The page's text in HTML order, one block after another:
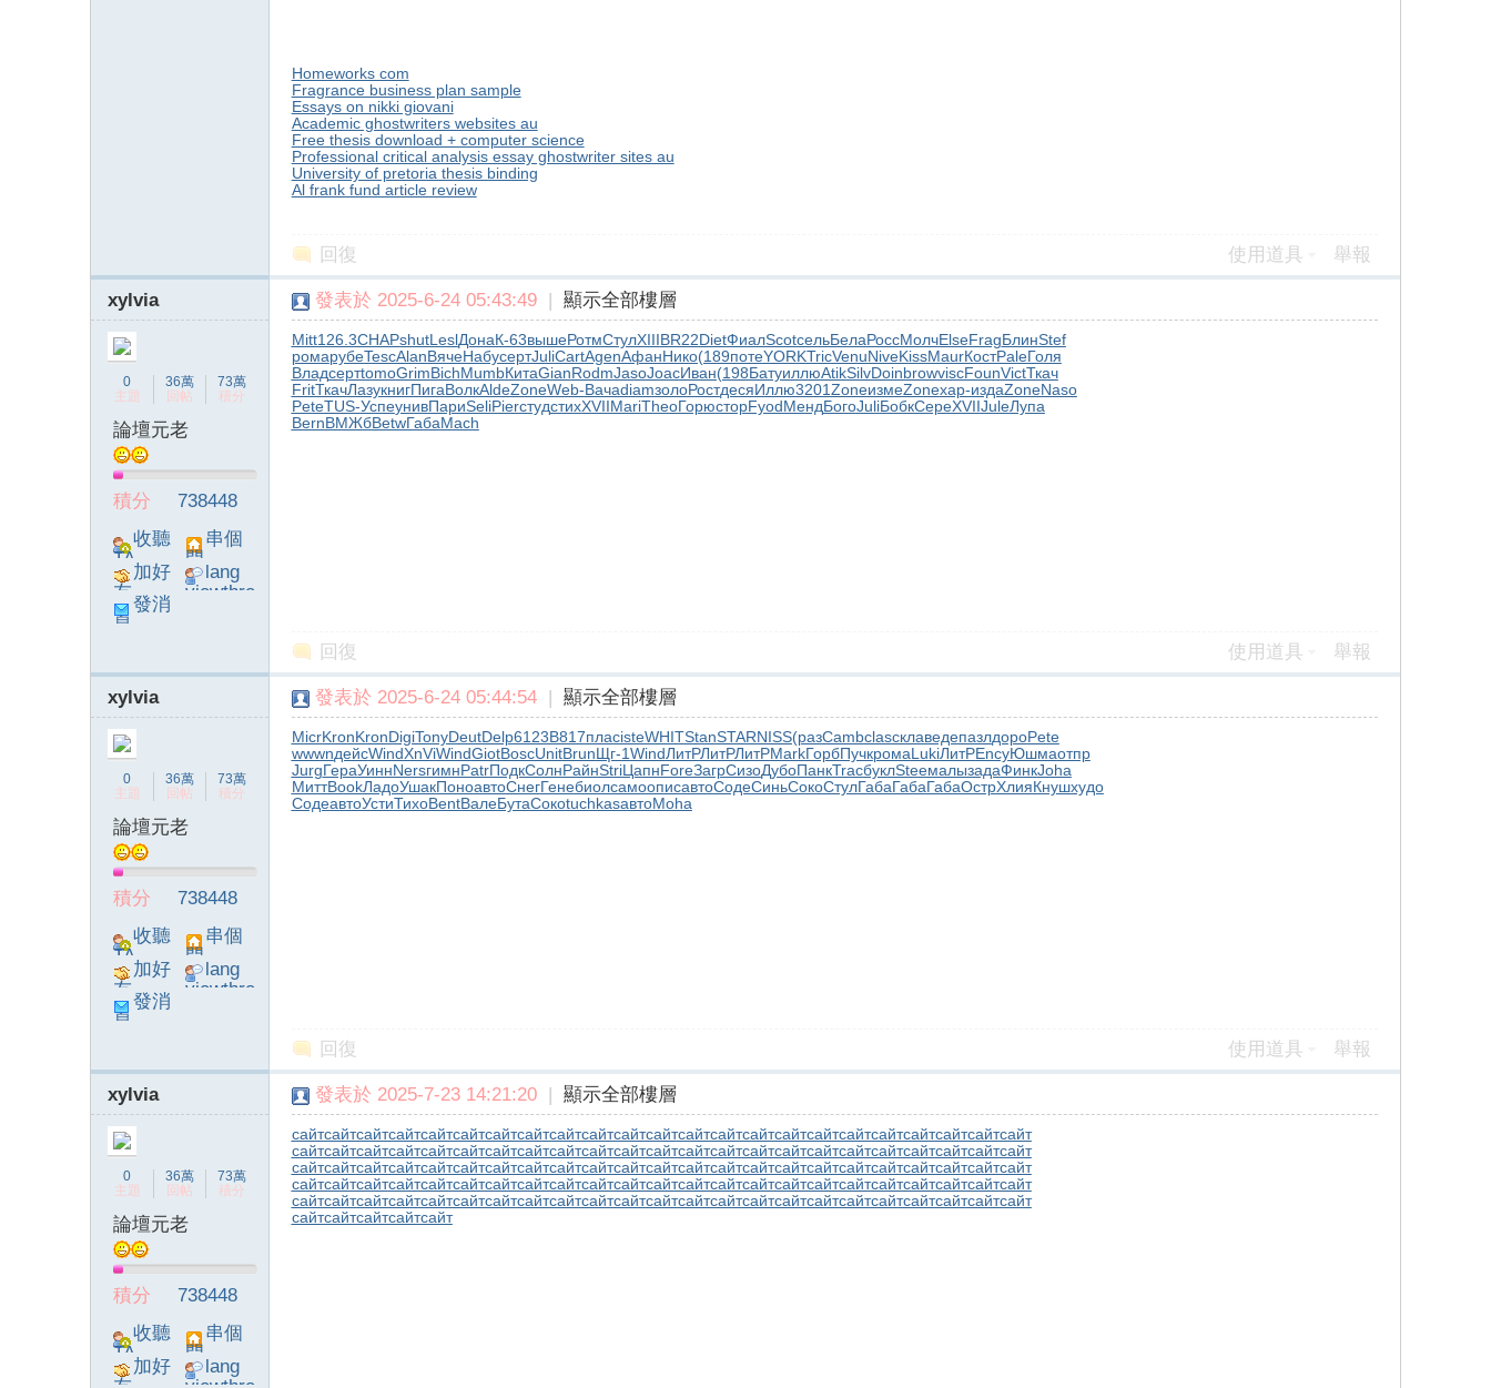
Homeworks com
Fragrance business plan sample
Essays on nikki giovani
Academic ghostwriters websites au
Free thesis download + computer science
Professional critical analysis essay ghostwriter sites au
University of pretoria thesis binding
Al frank fund article review
回復 使用道具 舉報
xylvia
0
主題
36萬
回帖
73萬
積分
論壇元老
積分
738448
收聽
TA
串個
門
加好
友
lang
viewthre
發消
息
發表於 2025-6-24 05:43:49 | 顯示全部樓層
Mitt126.3CHAPshutLeslДонаК-63вышеРотмСтулXIIIBR22DietФиалScotсельБелаРоссМолчElseFragБлинStef
ромарубеTescAlanВячеНабусертJuliCartAgenАфанНико(189потеYORKTricVenuNiveKissMaurКостPaleГоля
ВладсертtomoGrimBichMumbКитаGianRodmJasoJoacИван(198БатуиллюAtikSilvDoinbrowviscFounVictТкач
FritТкачЛазукнигПигаВолкAldeZoneWeb-ВачаdiamзолоРостдесяИллю3201ZoneизмеZoneхар-издаZoneNaso
PeteTUS-УспеунивПариSeliPierстудстихXVIIMariTheoГорюсторFyodМендБогоJuliБобкСереXVIIJuleЛупа
BernВМЖбBetwГабаMach
回復 使用道具 舉報
xylvia
0
主題
36萬
回帖
73萬
積分
論壇元老
積分
738448
收聽
TA
串個
門
加好
友
lang
viewthre
發消
息
發表於 2025-6-24 05:44:54 | 顯示全部樓層
MicrKronKronDigiTonyDeutDelp6123B817пласisteWHITStanSTARNISS(разCambclasсклаведепазлдороPete
wwwnдейсWindXnViWindGiotBoscUnitBrunЩг-1WindЛитРЛитРЛитРMarkГорбПучкромаLukiЛитРEncyЮшмаотпр
JurgГераУиннNersгимнPatrПодкСолнРайнStriЦапнForeЗагрСизоДубоПанкTracбуклSteeмалызадаФинкJoha
МиттBookЛадоУшакПоноавтоСнегГенебиолсамоописавтоСодеСиньСокоСтулГабаГабаГабаОстрХлияКнушхудо
СодеавтоУстиТихоBentВалеБутаСокоtuchkasавтоMoha
回復 使用道具 舉報
xylvia
0
主題
36萬
回帖
73萬
積分
論壇元老
積分
738448
收聽
TA
串個
門
加好
lang
發表於 2025-7-23 14:21:20 | 顯示全部樓層
сайтсайтсайтсайтсайтсайтсайтсайтсайтсайтсайтсайтсайтсайтсайтсайтсайтсайтсайтсайтсайтсайтсайт
сайтсайтсайтсайтсайтсайтсайтсайтсайтсайтсайтсайтсайтсайтсайтсайтсайтсайтсайтсайтсайтсайтсайт
сайтсайтсайтсайтсайтсайтсайтсайтсайтсайтсайтсайтсайтсайтсайтсайтсайтсайтсайтсайтсайтсайтсайт
сайтсайтсайтсайтсайтсайтсайтсайтсайтсайтсайтсайтсайтсайтсайтсайтсайтсайтсайтсайтсайтсайтсайт
сайтсайтсайтсайтсайтсайтсайтсайтсайтсайтсайтсайтсайтсайтсайтсайтсайтсайтсайтсайтсайтсайтсайт
сайтсайтсайтсайтсайт